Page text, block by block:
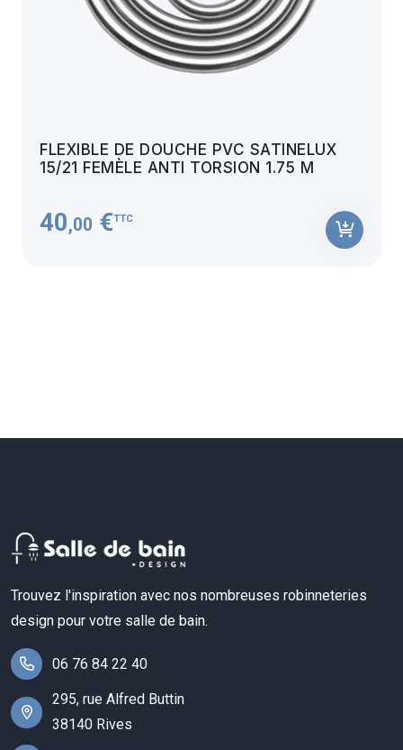
FLEXIBLE DE DOUCHE PVC SATINELUX
15/21 FEMÈLE ANTI TORSION 1.75 M
40,00 €TTC
Trouvez l'inspiration avec nos nombreuses robinneteries
design pour votre salle de bain.
06 76 84 22 40
295, rue Alfred Buttin
38140 Rives